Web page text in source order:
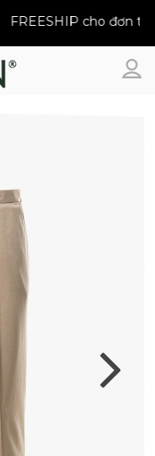
FREESHIP cho đơn từ